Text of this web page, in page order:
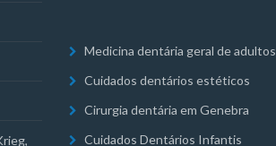
Medicina dentária geral de adultos
Cuidados dentários estéticos
Cirurgia dentária em Genebra
Cuidados Dentários Infantis